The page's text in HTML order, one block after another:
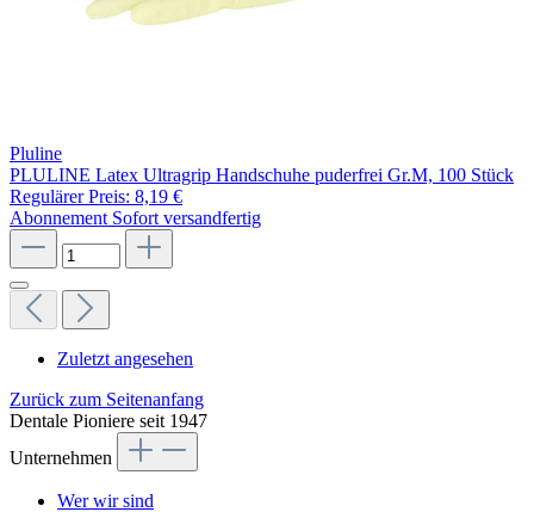
Pluline
PLULINE Latex Ultragrip Handschuhe puderfrei Gr.M, 100 Stück
Regulärer Preis: 8,19 €
Abonnement Sofort versandfertig
Zuletzt angesehen
Zurück zum Seitenanfang
Dentale Pioniere seit 1947
Unternehmen
Wer wir sind